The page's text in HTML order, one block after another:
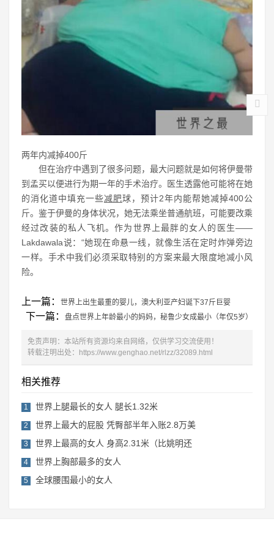
两年内减掉400斤
但在治疗中遇到了很多问题，最大问题就是如何将伊曼带
到孟买以便进行为期一年的手术治疗。医生透露他可能将在她
的消化道中填充一些减肥球，预计2年内能帮她减掉400公
斤。鉴于伊曼的身体状况，她无法乘坐普通航班，可能要改乘
经过改装的私人飞机。作为世界上最胖的女人的医生——
Lakdawala说：“她现在命悬一线，就像生活在定时炸弹旁边
一样。手术中我们必须采取特别的方案来最大限度地减小风
险。
上一篇： 世界上出生最重的婴儿，澳大利亚产妇诞下37斤巨婴
下一篇： 盘点世界上年龄最小的妈妈，秘鲁少女成最小（年仅5岁）
免责声明：本站所有资源均来自网络，仅供学习交流使用！
转载注明出处：
https://www.genghao.net/rlzz/32089.html
相关推荐
1 世界上腿最长的女人 腿长1.32米
2 世界上最大的屁股 凭臀部半年入账2.8万美
3 世界上最高的女人 身高2.31米（比姚明还
4 世界上胸部最多的女人
5 全球腰围最小的女人